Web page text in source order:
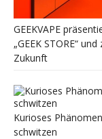
GEEKVAPE
„GEEK STORE“
Zukunft
Kurioses
schwitzen